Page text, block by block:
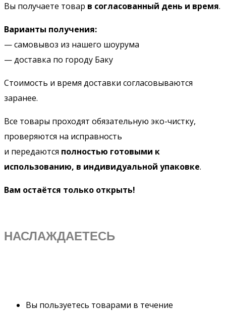
Вы получаете товар в согласованный день и время.
Варианты получения:
— самовывоз из нашего шоурума
— доставка по городу Баку
Стоимость и время доставки согласовываются
заранее.
Все товары проходят обязательную эко-чистку,
проверяются на исправность
и передаются полностью готовыми к
использованию, в индивидуальной упаковке.
Вам остаётся только открыть!
НАСЛАЖДАЕТЕСЬ
Вы пользуетесь товарами в течение